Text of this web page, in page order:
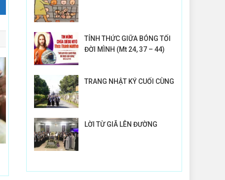
TỈNH THỨC GIỮA BÓNG TỐI
ĐỜI MÌNH (Mt 24, 37 – 44)
TRANG NHẬT KÝ CUỐI CÙNG
LỜI TỪ GIÃ LÊN ĐƯỜNG